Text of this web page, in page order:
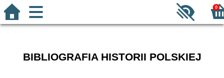
0
BIBLIOGRAFIA HISTORII POLSKIEJ